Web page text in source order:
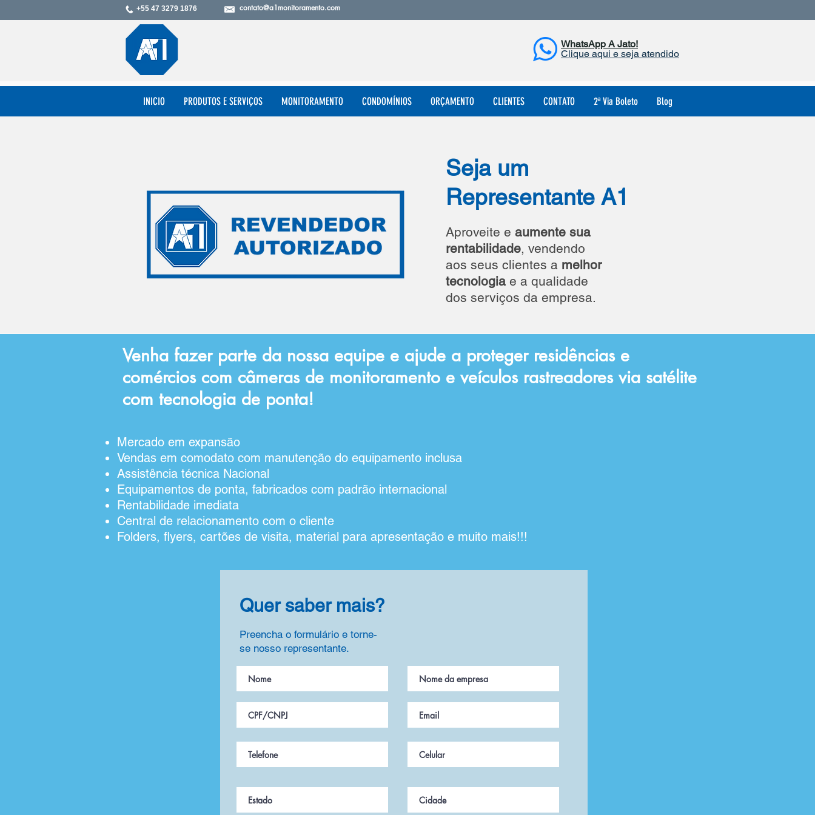
WhatsApp A Jato!
Clique aqui e seja atendido
Seja um
Representante A1
Aproveite e aumente sua
rentabilidade, vendendo
aos seus clientes a melhor
tecnologia e a qualidade
dos serviços da empresa.
Venha fazer parte da nossa equipe e ajude a proteger residências e
comércios com câmeras de monitoramento e veículosrastreadores via satélite
com tecnologia de ponta!
Mercado em expansão
Vendas em comodato com manutenção do equipamento inclusa
Assistência técnica Nacional
Equipamentos de ponta, fabricados com padrão internacional
Rentabilidade imediata
Central de relacionamento com o cliente
Folders, flyers, cartões de visita, material para apresentação e muito mais!!!
Quer saber mais?
Preencha o formulário e torne-
se nosso representante.
+55 47 3279 1876 contato@a1monitoramento.com
INICIO PRODUTOS E SERVIÇOS MONITORAMENTO CONDOMÍNIOS ORÇAMENTO CLIENTES CONTATO 2ª Via Boleto Blog